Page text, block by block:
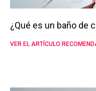
¿Qué es un baño de
VER EL ARTÍCULO